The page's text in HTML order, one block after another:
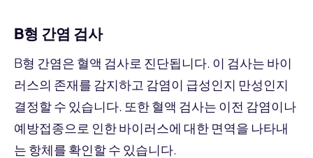
B형 간염 검사
B형 간염은 혈액 검사로 진단됩니다. 이 검사는 바이
러스의 존재를 감지하고 감염이 급성인지 만성인지
결정할 수 있습니다. 또한 혈액 검사는 이전 감염이나
예방접종으로 인한 바이러스에 대한 면역을 나타내
는 항체를 확인할 수 있습니다.